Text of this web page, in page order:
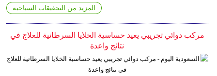
المزيد من التحقيقات السياحية
مركب دوائي تجريبي يعيد حساسية الخلايا السرطانية للعلاج في
نتائج واعدة